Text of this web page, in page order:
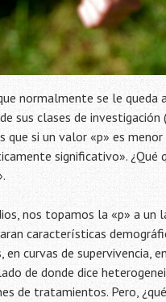
normalmente se le queda
sus clases de
que si un valor «p» es
significativo». ¿Qué
nos topamos la «p» a un
características
en curvas de supervivencia,
de donde dice
de tratamientos. Pero,